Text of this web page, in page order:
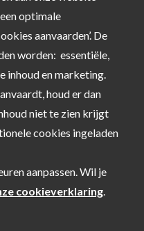
optimale
aanvaarden’. De
worden: essentiële,
inhoud en marketing.
houd er dan
niet te zien krijgt
cookies ingeladen
aanpassen. Wil je
cookieverklaring.